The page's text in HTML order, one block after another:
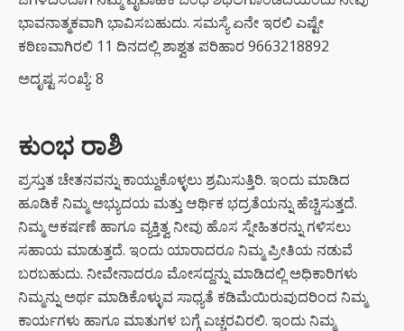
ಭಾವನಾತ್ಮಕವಾಗಿ ಭಾವಿಸಬಹುದು. ಸಮಸ್ಯೆ ಏನೇ ಇರಲಿ ಎಷ್ಟೇ
ಕಠಿಣವಾಗಿರಲಿ 11 ದಿನದಲ್ಲಿ ಶಾಶ್ವತ ಪರಿಹಾರ 9663218892
ಅದೃಷ್ಟ ಸಂಖ್ಯೆ: 8
ಕುಂಭ ರಾಶಿ
ಪ್ರಸ್ತುತ ಚೇತನವನ್ನು ಕಾಯ್ದುಕೊಳ್ಳಲು ಶ್ರಮಿಸುತ್ತಿರಿ. ಇಂದು ಮಾಡಿದ
ಹೂಡಿಕೆ ನಿಮ್ಮ ಅಭ್ಯುದಯ ಮತ್ತು ಆರ್ಥಿಕ ಭದ್ರತೆಯನ್ನು ಹೆಚ್ಚಿಸುತ್ತದೆ.
ನಿಮ್ಮ ಆಕರ್ಷಣೆ ಹಾಗೂ ವ್ಯಕ್ತಿತ್ವ ನೀವು ಹೊಸ ಸ್ನೇಹಿತರನ್ನು ಗಳಿಸಲು
ಸಹಾಯ ಮಾಡುತ್ತದೆ. ಇಂದು ಯಾರಾದರೂ ನಿಮ್ಮ ಪ್ರೀತಿಯ ನಡುವೆ
ಬರಬಹುದು. ನೀವೇನಾದರೂ ಮೋಸದ್ದನ್ನು ಮಾಡಿದಲ್ಲಿ ಅಧಿಕಾರಿಗಳು
ನಿಮ್ಮನ್ನು ಅರ್ಥ ಮಾಡಿಕೊಳ್ಳುವ ಸಾಧ್ಯತೆ ಕಡಿಮೆಯಿರುವುದರಿಂದ ನಿಮ್ಮ
ಕಾರ್ಯಗಳು ಹಾಗೂ ಮಾತುಗಳ ಬಗ್ಗೆ ಎಚ್ಚರವಿರಲಿ. ಇಂದು ನಿಮ್ಮ